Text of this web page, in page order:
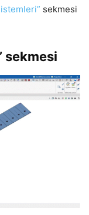
sekmesi
sekmesi